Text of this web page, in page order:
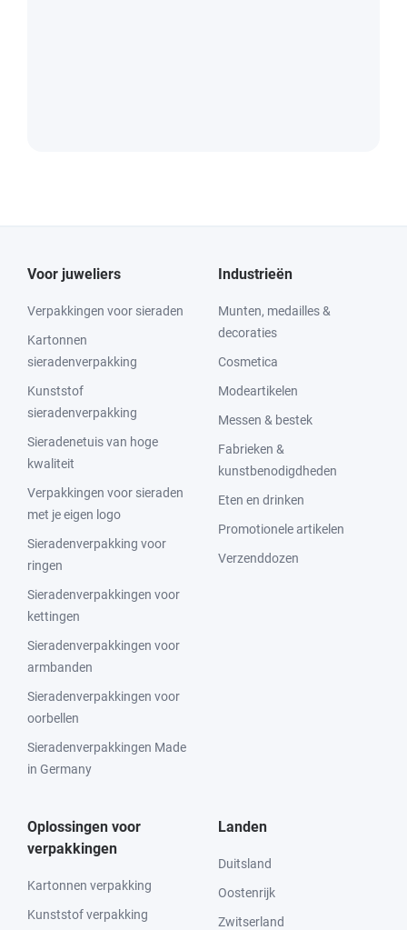
Voor juweliers
Verpakkingen voor sieraden
Kartonnen
sieradenverpakking
Kunststof
sieradenverpakking
Sieradenetuis van hoge
kwaliteit
Verpakkingen voor sieraden
met je eigen logo
Sieradenverpakking voor
ringen
Sieradenverpakkingen voor
kettingen
Sieradenverpakkingen voor
armbanden
Sieradenverpakkingen voor
oorbellen
Sieradenverpakkingen Made
in Germany
Industrieën
Munten, medailles &
decoraties
Cosmetica
Modeartikelen
Messen & bestek
Fabrieken &
kunstbenodigdheden
Eten en drinken
Promotionele artikelen
Verzenddozen
Oplossingen voor
verpakkingen
Kartonnen verpakking
Kunststof verpakking
Landen
Duitsland
Oostenrijk
Zwitserland